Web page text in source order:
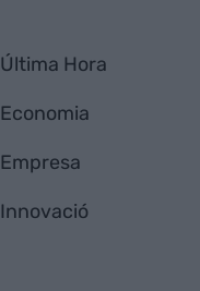
Última Hora
Economia
Empresa
Innovació